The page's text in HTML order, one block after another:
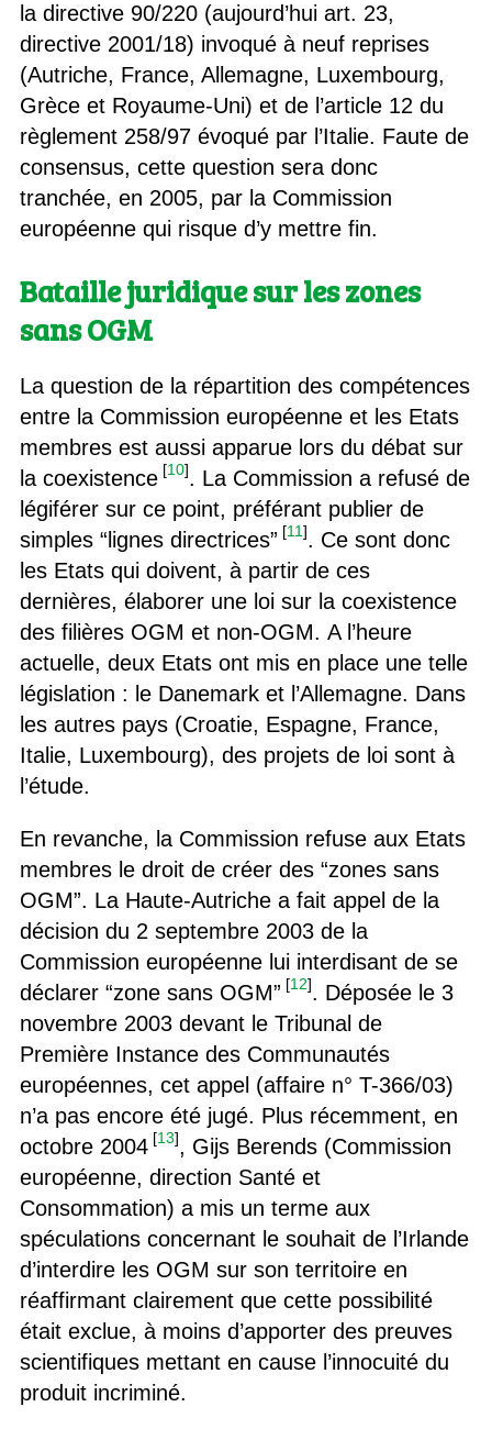
la directive 90/220 (aujourd’hui art. 23,
directive 2001/18) invoqué à neuf reprises
(Autriche, France, Allemagne, Luxembourg,
Grèce et Royaume-Uni) et de l’article 12 du
règlement 258/97 évoqué par l’Italie. Faute de
consensus, cette question sera donc
tranchée, en 2005, par la Commission
européenne qui risque d’y mettre fin.
Bataille juridique sur les zones
sans OGM
La question de la répartition des compétences
entre la Commission européenne et les Etats
membres est aussi apparue lors du débat sur
la coexistence [10]. La Commission a refusé de
légiférer sur ce point, préférant publier de
simples “lignes directrices” [11]. Ce sont donc
les Etats qui doivent, à partir de ces
dernières, élaborer une loi sur la coexistence
des filières OGM et non-OGM. A l’heure
actuelle, deux Etats ont mis en place une telle
législation : le Danemark et l’Allemagne. Dans
les autres pays (Croatie, Espagne, France,
Italie, Luxembourg), des projets de loi sont à
l’étude.
En revanche, la Commission refuse aux Etats
membres le droit de créer des “zones sans
OGM”. La Haute-Autriche a fait appel de la
décision du 2 septembre 2003 de la
Commission européenne lui interdisant de se
déclarer “zone sans OGM” [12]. Déposée le 3
novembre 2003 devant le Tribunal de
Première Instance des Communautés
européennes, cet appel (affaire n° T-366/03)
n’a pas encore été jugé. Plus récemment, en
octobre 2004 [13], Gijs Berends (Commission
européenne, direction Santé et
Consommation) a mis un terme aux
spéculations concernant le souhait de l’Irlande
d’interdire les OGM sur son territoire en
réaffirmant clairement que cette possibilité
était exclue, à moins d’apporter des preuves
scientifiques mettant en cause l’innocuité du
produit incriminé.